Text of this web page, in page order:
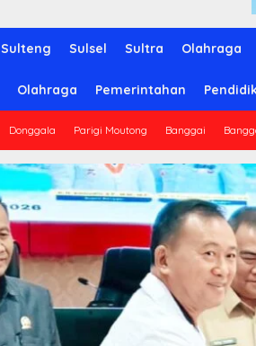
Sulteng Sulsel Sultra Olahraga
Olahraga Pemerintahan
Donggala Parigi Moutong Banggai